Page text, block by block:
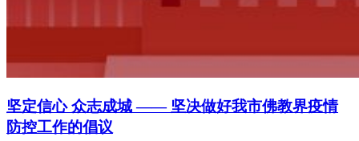
坚定信心 众志成城 —— 坚决做好我市佛教界疫情
防控工作的倡议